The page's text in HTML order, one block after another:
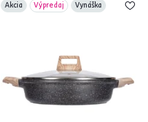
Akcia Výpredaj Vynáška